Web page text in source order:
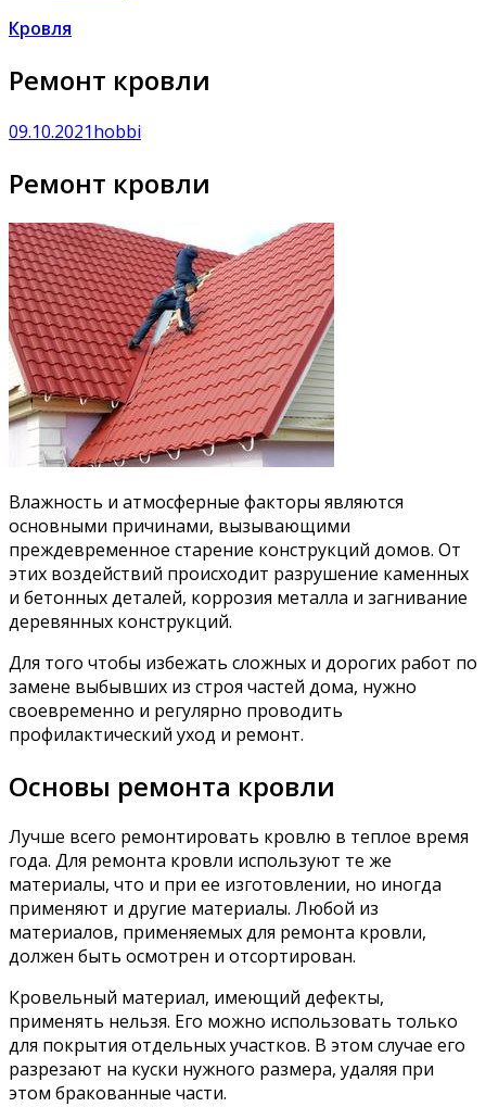
Кровля
Ремонт кровли
09.10.2021hobbi
Ремонт кровли
Влажность и атмосферные факторы являются
основными причинами, вызывающими
преждевременное старение конструкций домов. От
этих воздействий происходит разрушение каменных
и бетонных деталей, коррозия металла и загнивание
деревянных конструкций.
Для того чтобы избежать сложных и дорогих работ по
замене выбывших из строя частей дома, нужно
своевременно и регулярно проводить
профилактический уход и ремонт.
Основы ремонта кровли
Лучше всего ремонтировать кровлю в теплое время
года. Для ремонта кровли используют те же
материалы, что и при ее изготовлении, но иногда
применяют и другие материалы. Любой из
материалов, применяемых для ремонта кровли,
должен быть осмотрен и отсортирован.
Кровельный материал, имеющий дефекты,
применять нельзя. Его можно использовать только
для покрытия отдельных участков. В этом случае его
разрезают на куски нужного размера, удаляя при
этом бракованные части.